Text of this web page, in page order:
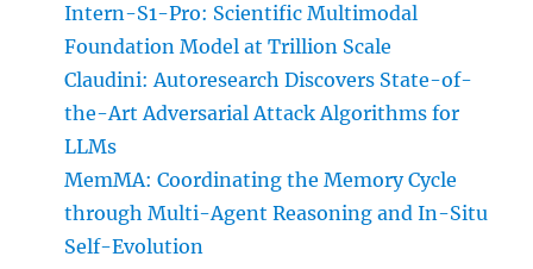
Intern-S1-Pro: Scientific Multimodal
Foundation Model at Trillion Scale
Claudini: Autoresearch Discovers State-of-
the-Art Adversarial Attack Algorithms for
LLMs
MemMA: Coordinating the Memory Cycle
through Multi-Agent Reasoning and In-Situ
Self-Evolution